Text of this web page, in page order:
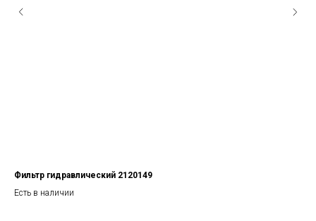
Фильтр гидравлический 2120149
Есть в наличии